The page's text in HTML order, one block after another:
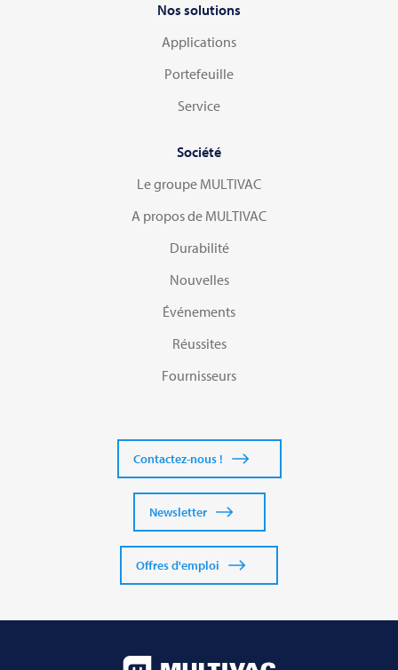
Nos solutions
Applications
Portefeuille
Service
Société
Le groupe MULTIVAC
A propos de MULTIVAC
Durabilité
Nouvelles
Événements
Réussites
Fournisseurs
Contactez-nous !
Newsletter
Offres d'emploi